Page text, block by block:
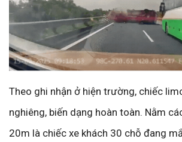
Theo ghi nhận ở hiện trường, chiếc
nghiêng, biến dạng hoàn toàn. Nằm
20m là chiếc xe khách 30 chỗ đang